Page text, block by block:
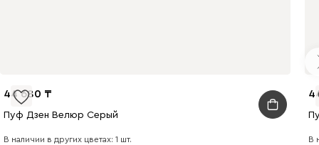
44 680
Пуф Дзен Велюр Серый
В наличии в других цветах: 1 шт. В